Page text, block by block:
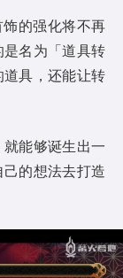
的强化将不再
名为「道具转
具，还能让转
能够诞生出一
的想法去打造